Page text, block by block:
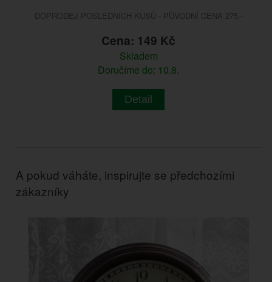
DOPRODEJ POSLEDNÍCH KUSŮ - PŮVODNÍ CENA 275.-
Cena: 149 Kč
Skladem
Doručíme do: 10.8.
Detail
A pokud váháte, inspirujte se předchozími
zákazníky